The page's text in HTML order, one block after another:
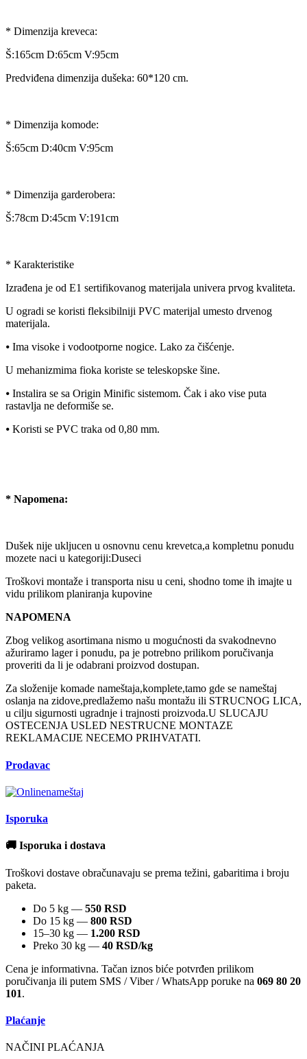
* Dimenzija kreveca:
Š:165cm D:65cm V:95cm
Predviđena dimenzija dušeka: 60*120 cm.
* Dimenzija komode:
Š:65cm D:40cm V:95cm
* Dimenzija garderobera:
Š:78cm D:45cm V:191cm
* Karakteristike
Izrađena je od E1 sertifikovanog materijala univera prvog kvaliteta.
U ogradi se koristi fleksibilniji PVC materijal umesto drvenog
materijala.
⦁ Ima visoke i vodootporne nogice. Lako za čišćenje.
U mehanizmima fioka koriste se teleskopske šine.
⦁ Instalira se sa Origin Minific sistemom. Čak i ako vise puta
rastavlja ne deformiše se.
⦁ Koristi se PVC traka od 0,80 mm.
* Napomena:
Dušek nije ukljucen u osnovnu cenu krevetca,a kompletnu ponudu
mozete naci u kategoriji:Duseci
Troškovi montaže i transporta nisu u ceni, shodno tome ih imajte u
vidu prilikom planiranja kupovine
NAPOMENA
Zbog velikog asortimana nismo u mogućnosti da svakodnevno
ažuriramo lager i ponudu, pa je potrebno prilikom poručivanja
proveriti da li je odabrani proizvod dostupan.
Za složenije komade nameštaja,komplete,tamo gde se nameštaj
oslanja na zidove,predlažemo našu montažu ili STRUCNOG LICA,
u cilju sigurnosti ugradnje i trajnosti proizvoda.U SLUCAJU
OSTECENJA USLED NESTRUCNE MONTAZE
REKLAMACIJE NECEMO PRIHVATATI.
Prodavac
Isporuka
🚚 Isporuka i dostava
Troškovi dostave obračunavaju se prema težini, gabaritima i broju
paketa.
Do 5 kg — 550 RSD
Do 15 kg — 800 RSD
15–30 kg — 1.200 RSD
Preko 30 kg — 40 RSD/kg
Cena je informativna. Tačan iznos biće potvrđen prilikom
poručivanja ili putem SMS / Viber / WhatsApp poruke na 069 80 20
101.
Plaćanje
NAČINI PLAĆANJA